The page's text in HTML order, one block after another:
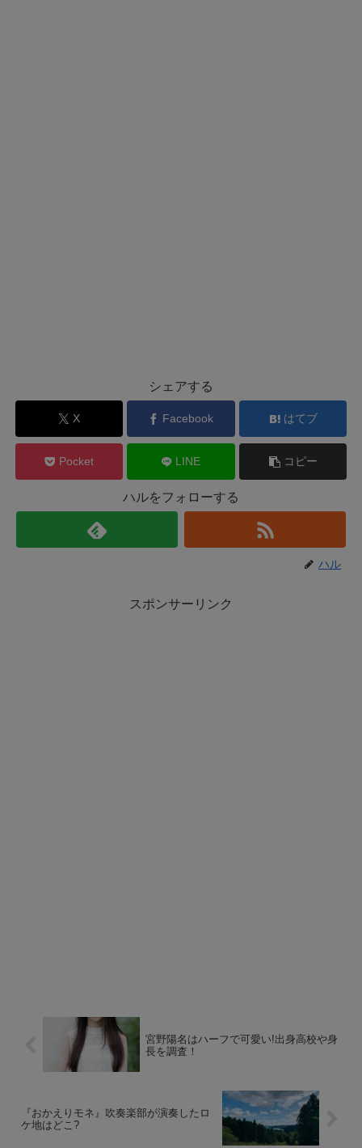
シェアする
X Facebook はてブ
Pocket LINE コピー
ハルをフォローする
ハル
スポンサーリンク
宮野陽名はハーフで可愛い!出身高校や身
長を調査！
『おかえりモネ』吹奏楽部が演奏したロ
ケ地はどこ?